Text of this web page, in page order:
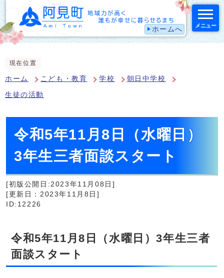
ホームへ メニュー
現在位置
ホーム こども・教育 学校 朝日中学校
生徒の活動
令和5年11月8日（水曜日）
3年生三者面談スタート
[初版公開日:2023年11月08日]
[更新日：2023年11月8日]
ID:12226
令和5年11月8日（水曜日）3年生三者
面談スタート